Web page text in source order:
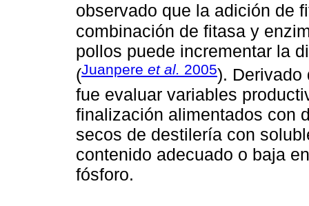
observado que la adición de
combinación de fitasa y
pollos puede incrementar la
(Juanpere et al. 2005). Derivado
fue evaluar variables
finalización alimentados con
secos de destilería con
contenido adecuado o baja
fósforo.